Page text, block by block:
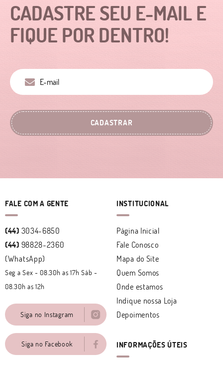
CADASTRE SEU E-MAIL E
FIQUE POR DENTRO!
CADASTRAR
FALE COM A GENTE
(44) 3034-6850
(44) 98828-2360
(WhatsApp)
Seg a Sex - 08.30h as 17h Sáb -
08.30h as 12h
Siga no Instagram
Siga no Facebook
INSTITUCIONAL
Página Inicial
Fale Conosco
Mapa do Site
Quem Somos
Onde estamos
Indique nossa Loja
Depoimentos
INFORMAÇÕES ÚTEIS